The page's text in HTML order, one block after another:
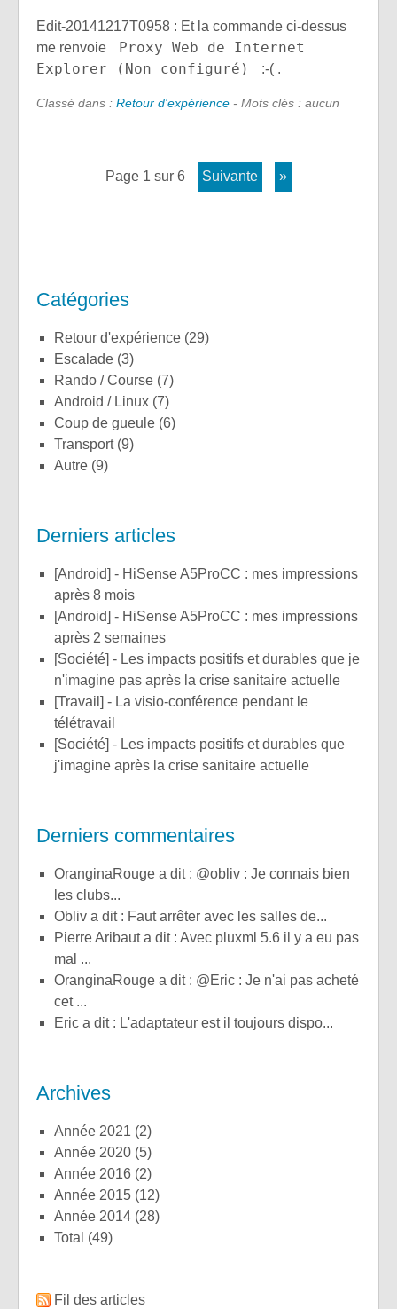
Edit-20141217T0958 : Et la commande ci-dessus
me renvoie
Proxy Web de Internet
Explorer (Non configuré)
:-( .
Classé dans : Retour d'expérience - Mots clés : aucun
page 1 sur 6 suivante »
Catégories
Retour d'expérience (29)
Escalade (3)
Rando / Course (7)
Android / Linux (7)
Coup de gueule (6)
Transport(9)
Autre (9)
Derniers articles
[Android] - HiSense A5ProCC : mes impressions
après 8 mois
[Android] - HiSense A5ProCC : mes impressions
après 2 semaines
[Société] - Les impacts positifs et durables que je
n'imagine pas après la crise sanitaire actuelle
[Travail] - La visio-conférence pendant le
télétravail
[Société] - Les impacts positifs et durables que
j'imagine après la crise sanitaire actuelle
Derniers commentaires
OranginaRouge a dit : @obliv : Je connais bien
les clubs...
obliv a dit : Faut arrêter avec les salles de...
Pierre Aribaut a dit : Avec pluxml 5.6 il y a eu pas
mal ...
OranginaRouge a dit : @Eric : Je n'ai pas acheté
cet ...
Eric a dit : L'adaptateur est il toujours dispo...
Archives
année 2021 (2)
année 2020 (5)
année 2016 (2)
année 2015 (12)
année 2014 (28)
total (49)
Fil des articles